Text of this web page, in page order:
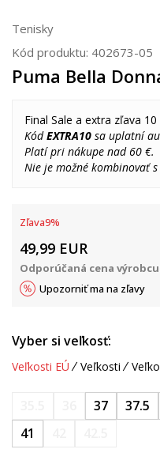
Tenisky
Kód produktu: 402673-05
Puma Bella
Final Sale a extra zľava
KódEXTRA10 sa uplatní
Platí pri nákupe nad 60 €.
Nie je možné kombinovať
Zľava9%
49,99 EUR
Odporúčaná cena
Upozorniť ma na zľavy
Vyber si veľkosť:
Veľkosti EÚ Veľkosti
37 37.5
41